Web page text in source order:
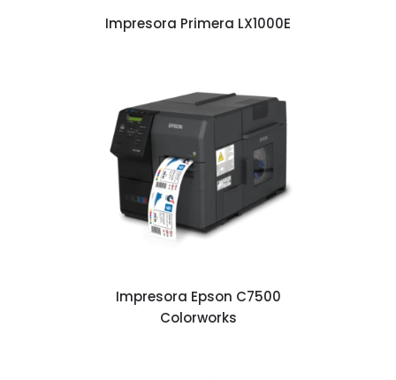
Impresora Primera LX1000E
Impresora Epson C7500
Colorworks